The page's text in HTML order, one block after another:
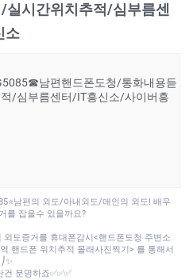
시간위치추적/심부름센
소
남편핸드폰도청/통화내용듣
/심부름센터/IT흥신소/사이버흥
남편의 외도/아내외도/애인의 외도! 배우
를 잡을수 있을까요?
도증거를 휴대폰감시<핸드폰도청 주변소
핸드폰 위치추적 몰래사진찍기> 를 통해서
분명하죠✅✅✅